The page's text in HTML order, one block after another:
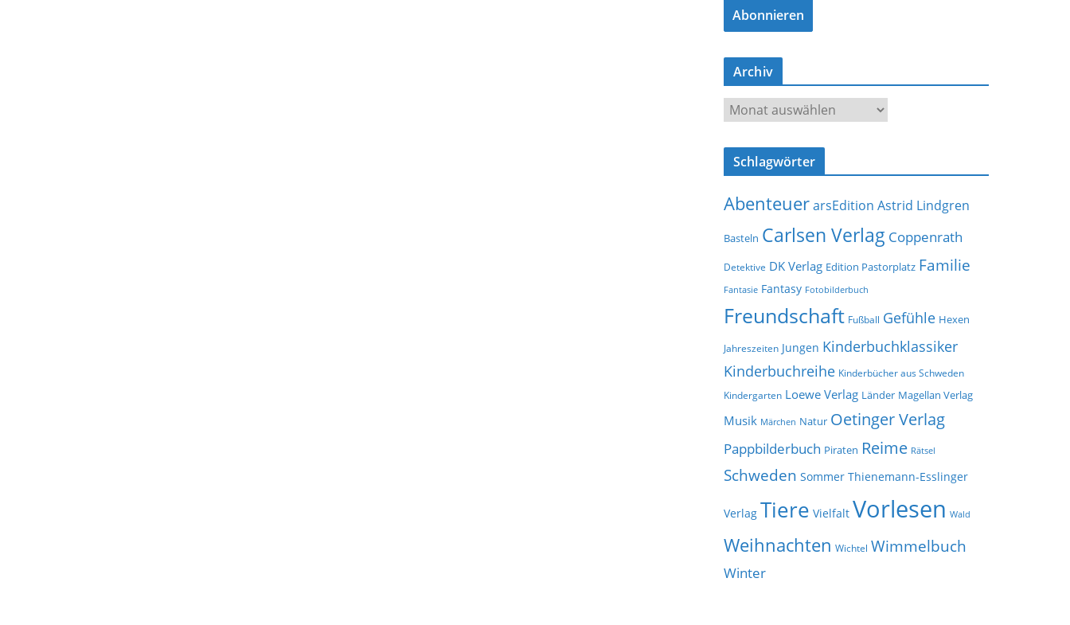
l
-
d
s
e
Abonnieren
Archiv
r
c
v
Schlagwörter
AbenteuerarsEdition Astrid Lindgren
Basteln Carlsen Verlag Coppenrath
Detektive DK Verlag Edition Pastorplatz Familie
Fantasie Fantasy Fotobilderbuch
Freundschaft Fußball Gefühle Hexen
Jahreszeiten Jungen Kinderbuchklassiker
Kinderbuchreihe Kinderbücher aus Schweden
Kindergarten Loewe Verlag Länder Magellan Verlag
Musik Märchen Natur Oetinger Verlag
Pappbilderbuch Piraten Reime Rätsel
Schweden Sommer Thienemann-Esslinger
Verlag Tiere Vielfalt Vorlesen Wald
Weihnachten Wichtel Wimmelbuch
Winter